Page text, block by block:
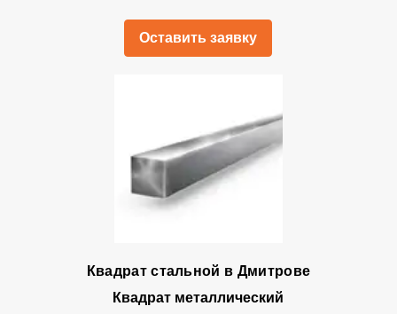
Оставить заявку
Квадрат стальной в Дмитрове
Квадрат металлический